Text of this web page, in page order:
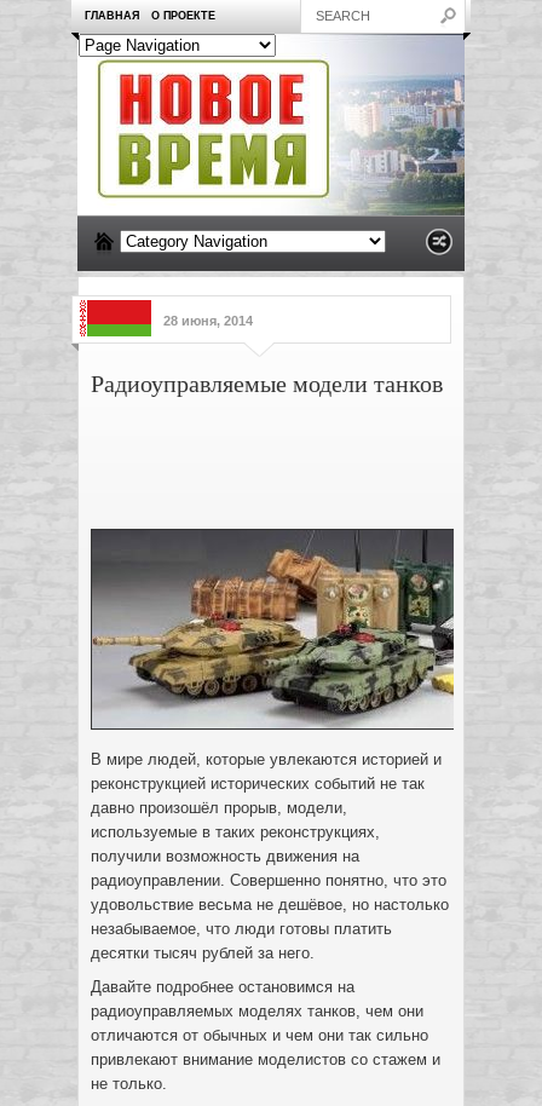
ГЛАВНАЯ О ПРОЕКТЕ
28 июня, 2014
Радиоуправляемые модели танков
В мире людей, которые увлекаются историей и
реконструкцией исторических событий не так
давно произошёл прорыв, модели,
используемые в таких реконструкциях,
получили возможность движения на
радиоуправлении. Совершенно понятно, что это
удовольствие весьма не дешёвое, но настолько
незабываемое, что люди готовы платить
десятки тысяч рублей за него.
Давайте подробнее остановимся на
радиоуправляемых моделях танков, чем они
отличаются от обычных и чем они так сильно
привлекают внимание моделистов со стажем и
не только.